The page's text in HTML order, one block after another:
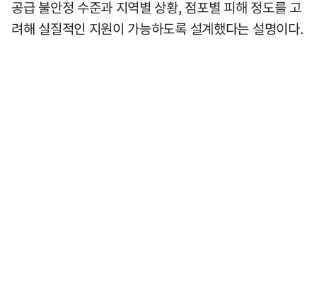
공급 불안정 수준과 지역별 상황, 점포별 피해 정도를 고
려해 실질적인 지원이 가능하도록 설계했다는 설명이다.